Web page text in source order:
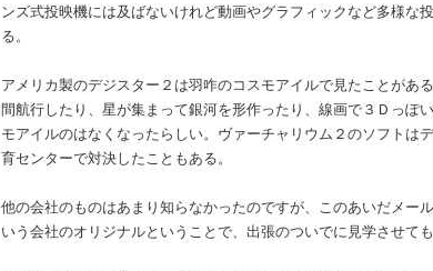
ンズ式投映機には及ばないけれど動画やグラフィックなど多様な
る。
アメリカ製のデジスター２は羽咋のコスモアイルで見たことがあ
間航行したり、星が集まって銀河を形作ったり、線画で３Ｄっぽ
モアイルのはなくなったらしい。ヴァーチャリウム２のソフトは
育センターで対決したこともある。
他の会社のものはあまり知らなかったのですが、このあいだメー
いう会社のオリジナルということで、出張のついでに見学させて